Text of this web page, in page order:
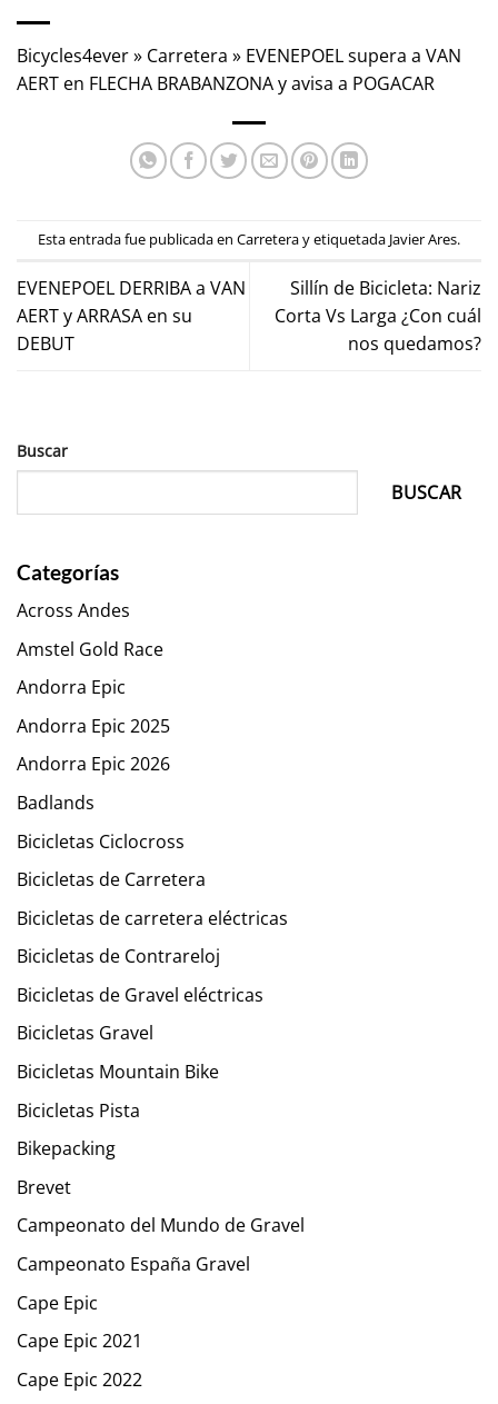
Bicycles4ever» Carretera » EVENEPOEL supera a VAN
AERT en FLECHA BRABANZONA y avisa a POGACAR
Esta entrada fue publicada en Carreteray etiquetada Javier Ares.
EVENEPOEL DERRIBA a VAN
AERT y ARRASA en su
DEBUT
Sillín de Bicicleta: Nariz
Corta Vs Larga ¿Con cuál
nos quedamos?
Buscar
BUSCAR
Categorías
Across Andes
Amstel Gold Race
Andorra Epic
Andorra Epic 2025
Andorra Epic 2026
Badlands
Bicicletas Ciclocross
Bicicletas de Carretera
Bicicletas de carretera eléctricas
Bicicletas de Contrareloj
Bicicletas de Gravel eléctricas
Bicicletas Gravel
Bicicletas Mountain Bike
Bicicletas Pista
Bikepacking
Brevet
Campeonato del Mundo de Gravel
Campeonato España Gravel
Cape Epic
Cape Epic 2021
Cape Epic 2022